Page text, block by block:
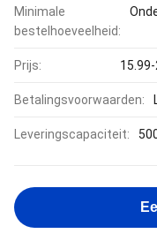
Minimale
bestelhoeveelheid:
Prijs:
Betalingsvoorwaarden:
Leveringscapaciteit: